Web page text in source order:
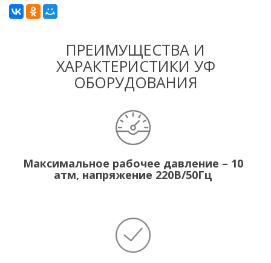
ПРЕИМУЩЕСТВА И
ХАРАКТЕРИСТИКИ УФ
ОБОРУДОВАНИЯ
Максимальное рабочее давление – 10
атм, напряжение 220В/50Гц